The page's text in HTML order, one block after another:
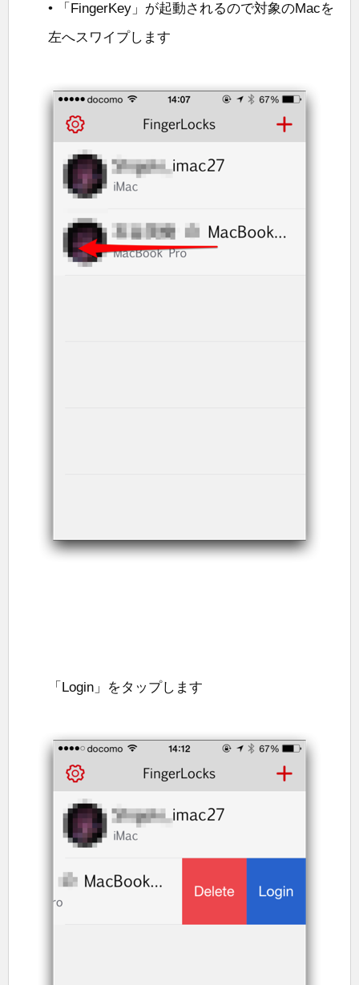
• 「FingerKey」が起動されるので対象のMacを
左へスワイプします
「Login」をタップします